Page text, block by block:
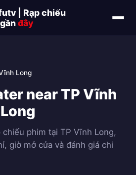
| Rạp chiếu
đây
Long
near TP Vĩnh
chiếu phim tại TP Vĩnh Long,
giờ mở cửa và đánh giá chi